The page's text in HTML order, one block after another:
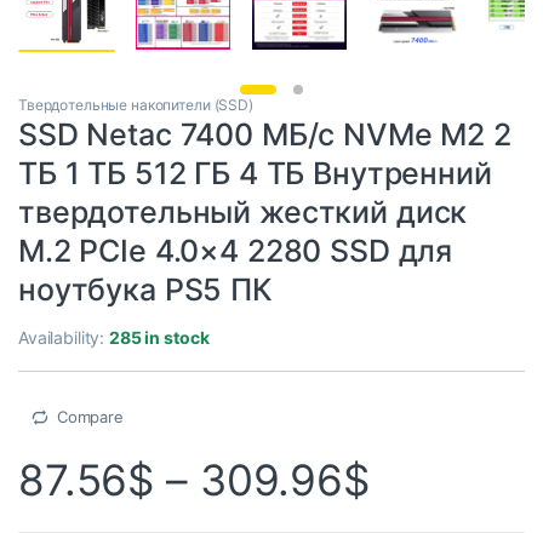
Твердотельные накопители (SSD)
SSD Netac 7400 МБ/с NVMe M2 2
ТБ 1 ТБ 512 ГБ 4 ТБ Внутренний
твердотельный жесткий диск
M.2 PCIe 4.0×4 2280 SSD для
ноутбука PS5 ПК
Availability:285 in stock
Compare
87.56$ – 309.96$